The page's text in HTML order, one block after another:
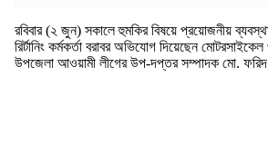
রবিবার (২ জুন) সকালে হুমকির বিষয়ে প্রয়োজনীয়
রির্টানিং কর্মকর্তা বরাবর অভিযোগ দিয়েছেন
উপজেলা আওয়ামী লীগের উপ-দপ্তর সম্পাদক মো. ফরিদ